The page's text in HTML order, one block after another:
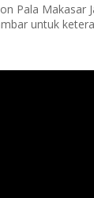
Pala Makasar
untuk